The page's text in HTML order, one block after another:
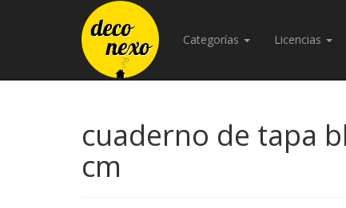
Categorías Licencias
cuaderno de tapa
cm